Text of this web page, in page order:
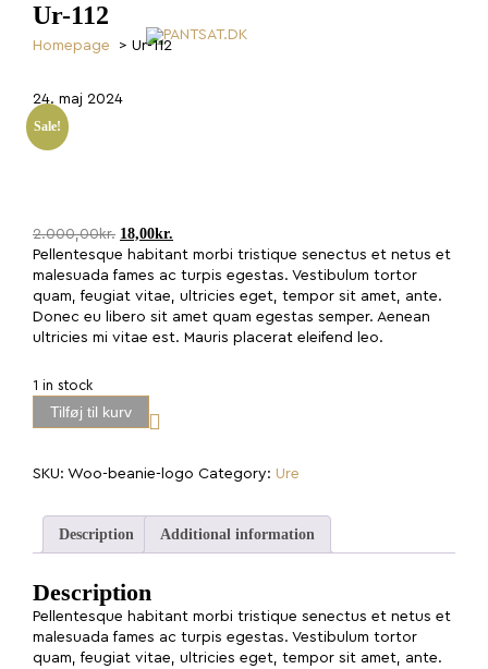
Ur-112
homepage > Ur-112
24. maj 2024
Sale!
2.000,00kr. Original
price
was:
2.000,00kr..
18,00kr.
price
is:
18,00kr..
Pellentesque habitant morbi tristique senectus et netus et
malesuada fames ac turpis egestas. Vestibulum tortor
quam, feugiat vitae, ultricies eget, tempor sit amet, ante.
Donec eu libero sit amet quam egestas semper. Aenean
ultricies mi vitae est. Mauris placerat eleifend leo.
1 in stock
Ur-
112
Tilføj til kurv
SKU: Woo-beanie-logo Category: Ure
Description Additional information
Description
Pellentesque habitant morbi tristique senectus et netus et
malesuada fames ac turpis egestas. Vestibulum tortor
quam, feugiat vitae, ultricies eget, tempor sit amet, ante.